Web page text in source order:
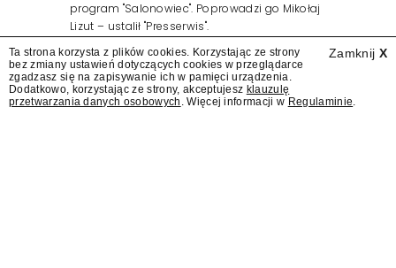
program "Salonowiec". Poprowadzi go Mikołaj
Lizut – ustalił "Presserwis".
Zamknij X
Ta strona korzysta z plików cookies. Korzystając ze strony
bez zmiany ustawień dotyczących cookies w przeglądarce
zgadzasz się na zapisywanie ich w pamięci urządzenia.
Dodatkowo, korzystając ze strony, akceptujesz klauzulę
przetwarzania danych osobowych . Więcej informacji w Regulaminie.